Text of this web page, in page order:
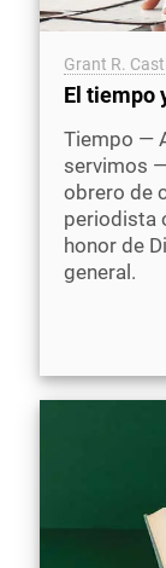
Grant R.
El tiempo
Tiempo —
servimos
obrero de
periodista
honor de
general.